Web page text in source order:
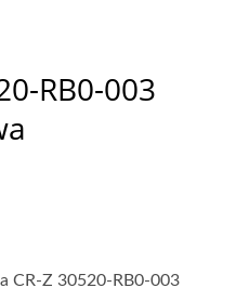
RB0-003
CR-Z 30520-RB0-003